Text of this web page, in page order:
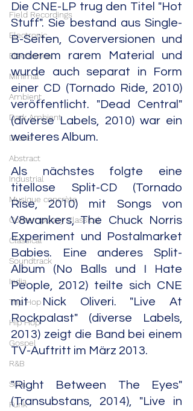
Field Recordings
Electronic
Electronica
Minimal
Ambient
Dark Ambient
Drone
Abstract
Industrial
Musique concrète
Contemporary Classical
Classical
Soundtrack
India
Trip Hop
Hip Hop
Gospel
R&B
Soul
Funk
Die CNE-LP trug den Titel "Hot
Stuff". Sie bestand aus Single-
B-Seiten, Coverversionen und
anderem rarem Material und
wurde auch separat in Form
einer CD (Tornado Ride, 2010)
veröffentlicht. "Dead Central"
(diverse Labels, 2010) war ein
weiteres Album.
Als nächstes folgte eine
titellose Split-CD (Tornado
Rise, 2010) mit Songs von
V8wankers, The Chuck Norris
Experiment und Postalmarket
Babies. Eine anderes Split-
Album (No Balls und I Hate
People, 2012) teilte sich CNE
mit Nick Oliveri. "Live At
Rockpalast" (diverse Labels,
2013) zeigt die Band bei einem
TV-Auftritt im März 2013.
"Right Between The Eyes"
(Transubstans, 2014), "Live in